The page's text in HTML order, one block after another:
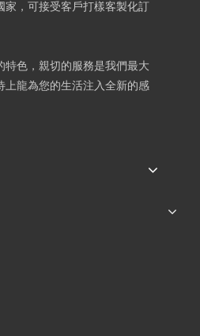
家，可接受客戶打樣客製化訂
色，親切的服務是我們最大
上龍為您的生活注入全新的感